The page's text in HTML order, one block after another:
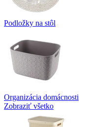
Podložky na stôl
Organizácia domácnosti
Zobraziť všetko